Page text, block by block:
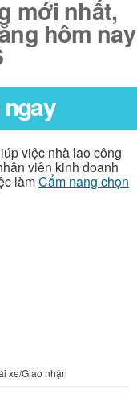
mới nhất,
hôm nay
việc nhà lao công
viên kinh doanh
làmCẩm nang chọn
xe/Giao nhận